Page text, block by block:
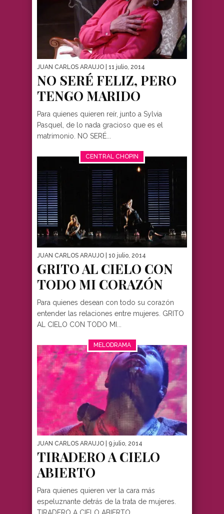
JUAN CARLOS ARAUJO | 11 julio, 2014
NO SERÉ FELIZ, PERO
TENGO MARIDO
Para quienes quieren reír, junto a Sylvia
Pasquel, de lo nada gracioso que es el
matrimonio. NO SERÉ...
CENTRAL CHOPIN
JUAN CARLOS ARAUJO | 10 julio, 2014
GRITO AL CIELO CON
TODO MI CORAZÓN
Para quienes desean con todo su corazón
entender las relaciones entre mujeres. GRITO
AL CIELO CON TODO MI...
MELODRAMA
JUAN CARLOS ARAUJO | 9 julio, 2014
TIRADERO A CIELO
ABIERTO
Para quienes quieren ver la cara más
espeluznante detrás de la trata de mujeres.